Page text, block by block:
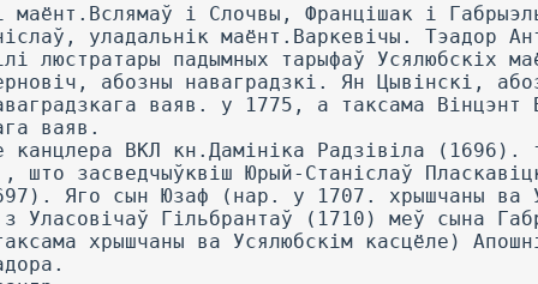
маёнт.Вслямаў і Слочвы, Францішак і
уладальнік маёнт.Варкевічы. Тэадор
люстратары падымных тарыфаў Усялюбскіх
абозны наваградзкі. Ян Цывінскі,
ваяв. у 1775, а таксама Вінцэнт
ваяв.
ВКЛ кн.Дамініка Радзівіла (1696).
што засведчыўквіш Юрый-Станіслаў
Яго сын Юзаф (нар. у 1707. хрышчаны ва
Уласовічаў Гільбрантаў (1710) меў сына
хрышчаны ва Усялюбскім касцёле)